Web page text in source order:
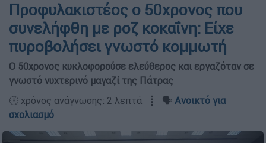
Προφυλακιστέος ο 50χρονος που
συνελήφθη με ροζ κοκαΐνη: Είχε
πυροβολήσει γνωστό κομμωτή
Ο 50χρονος κυκλοφορούσε ελεύθερος και εργαζόταν σε
γνωστό νυχτερινό μαγαζί της Πάτρας
🕛 χρόνος ανάγνωσης: 2 λεπτά ┋ 🗣️ Ανοικτό για
σχολιασμό